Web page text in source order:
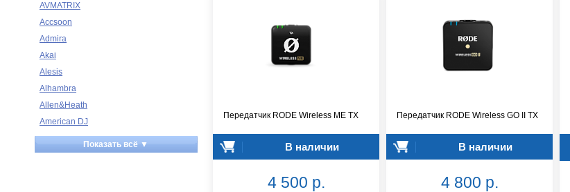
AVMATRIX
Accsoon
Admira
Akai
Alesis
Alhambra
Allen&Heath
American DJ
Ampeg
Apart
Показать всё ▼
Передатчик RODE Wireless ME TX
В наличии
4 500 р.
Передатчик RODE Wireless GO II TX
В наличии
4 800 р.